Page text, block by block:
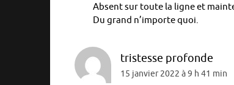
Absent sur toute la ligne et
Du grand n’importe quoi.
tristesse profonde
15 janvier 2022 à 9 h 41 min